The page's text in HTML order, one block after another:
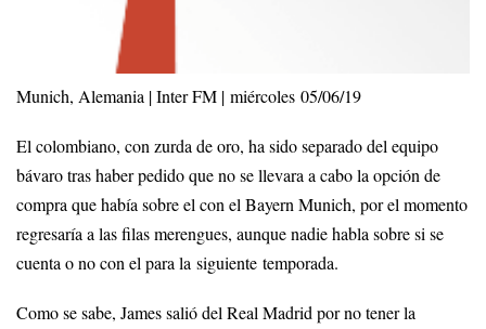
Munich, Alemania | Inter FM | miércoles 05/06/19
El colombiano, con zurda de oro, ha sido separado del equipo
bávaro tras haber pedido que no se llevara a cabo la opción de
compra que había sobre el con el Bayern Munich, por el momento
regresaría a las filas merengues, aunque nadie habla sobre si se
cuenta o no con el para la siguiente temporada.
Como se sabe, James salió del Real Madrid por no tener la